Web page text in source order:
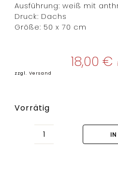
Ausführung: weiß mit
Druck: Dachs
Größe: 50 x 70 cm
18,00 €
zzgl. Versand
Vorrätig
GESCHIRRTUCH